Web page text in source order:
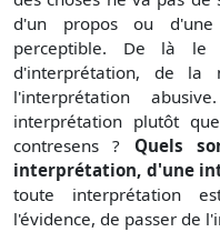
d'un propos ou d'une
perceptible. De là le
d'interprétation, de la
l'interprétation
interprétation plutôt
contresens ? Quels
interprétation, d'une
toute interprétation
l'évidence, de passer de